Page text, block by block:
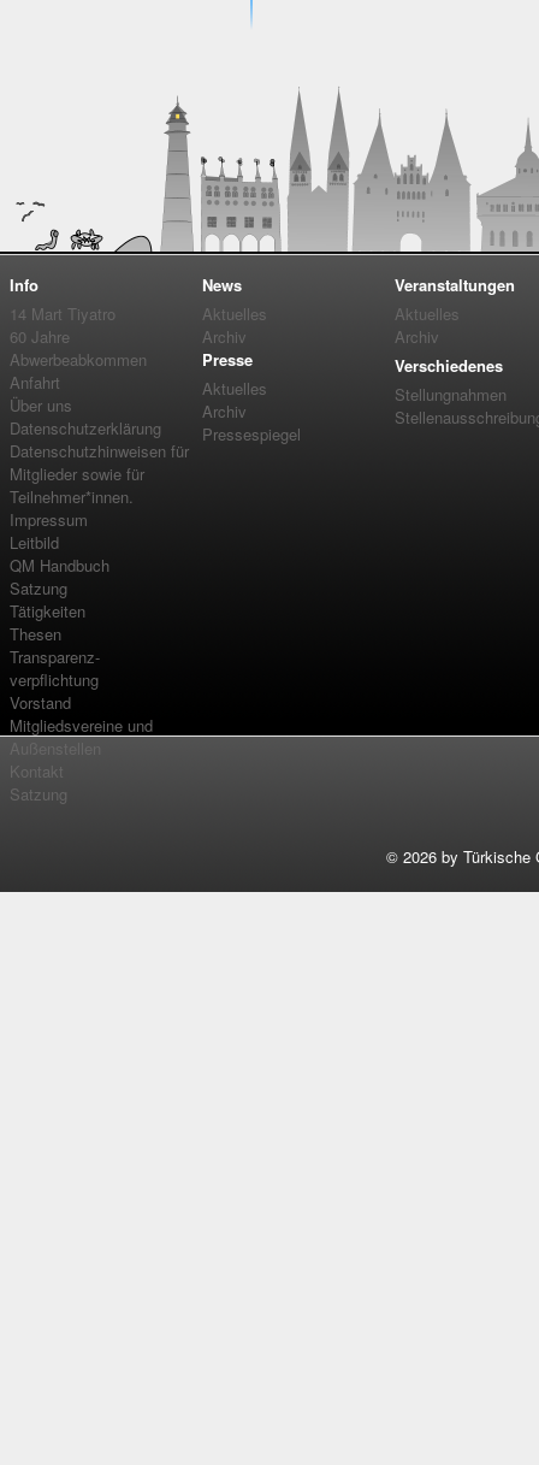
Info
14 Mart Tiyatro
60 Jahre
Abwerbeabkommen
Anfahrt
Über uns
Datenschutzerklärung
Datenschutzhinweisen für
Mitglieder sowie für
Teilnehmer*innen.
Impressum
Leitbild
QM Handbuch
Satzung
Tätigkeiten
Thesen
Transparenz-
verpflichtung
Vorstand
Mitgliedsvereine und
Außenstellen
Kontakt
Satzung
News
Aktuelles
Archiv
Presse
Aktuelles
Archiv
Pressespiegel
Veranstaltungen
Aktuelles
Archiv
Verschiedenes
Stellungnahmen
© 2026 by Türkische